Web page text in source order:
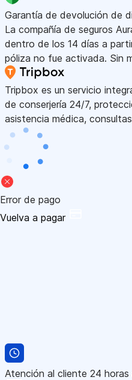
Garantía de devolución de
La compañía de seguros
dentro de los 14 días a
póliza no fue activada. Sin
Tripbox es un servicio
de conserjería 24/7,
asistencia médica,
Error de pago
Vuelva a pagar
Atención al cliente 24 horas